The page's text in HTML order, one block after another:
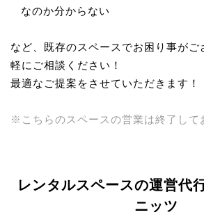
なのか分からない
など、既存のスペースでお困り事がご
軽にご相談ください！
最適なご提案をさせていただきます！
※こちらのスペースの営業は終了して
レンタルスペースの運営代
ニッツ